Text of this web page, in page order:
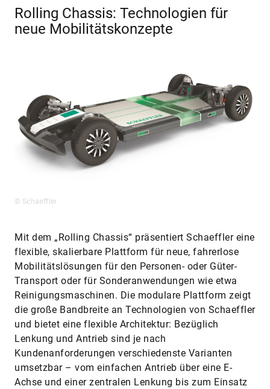
Rolling Chassis: Technologien für
neue Mobilitätskonzepte
© Schaeffler
Mit dem „Rolling Chassis“ präsentiert Schaeffler eine
flexible, skalierbare Plattform für neue, fahrerlose
Mobilitätslösungen für den Personen- oder Güter-
Transport oder für Sonderanwendungen wie etwa
Reinigungsmaschinen. Die modulare Plattform zeigt
die große Bandbreite an Technologien von Schaeffler
und bietet eine flexible Architektur: Bezüglich
Lenkung und Antrieb sind je nach
Kundenanforderungen verschiedenste Varianten
umsetzbar – vom einfachen Antrieb über eine E-
Achse und einer zentralen Lenkung bis zum Einsatz